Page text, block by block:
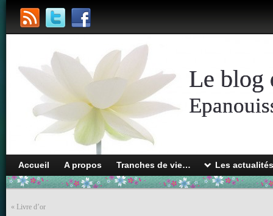
Le blog
Accueil A propos Tranches de vie… Les
« Livre d’or